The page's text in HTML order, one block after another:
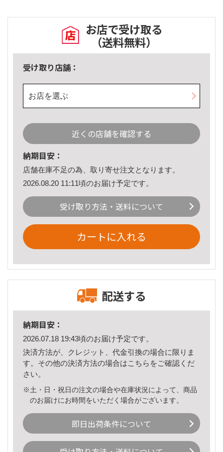
お店で受け取る
（送料無料）
受け取り店舗：
お店を選ぶ
近くの店舗を確認する
納期目安：
店舗在庫不足の為、取り寄せ注文となります。
2026.08.20 11:11頃のお届け予定です。
受け取り方法・送料について
カートに入れる
配送する
納期目安：
2026.07.18 19:43頃のお届け予定です。
決済方法が、クレジット、代金引換の場合に限りま
す。その他の決済方法の場合はこちら をご確認くだ
さい。
※土・日・祝日の注文の場合や在庫状況によって、商品
のお届けにお時間をいただく場合がございます。
即日出荷条件について